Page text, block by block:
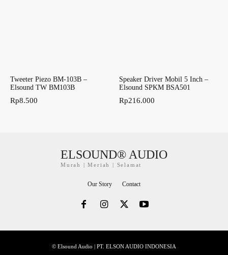
Tweeter Piezo BM-103B –
Elsound TW BM103B
Rp8.500
Speaker Driver Mobil 5 Inch –
Elsound SPKM BSA501
Rp216.000
ELSOUND® AUDIO
Murah | Meriah | Selamat
Our Story Contact
© Elsound Audio | PT. ELSON AUDIO INDONESIA